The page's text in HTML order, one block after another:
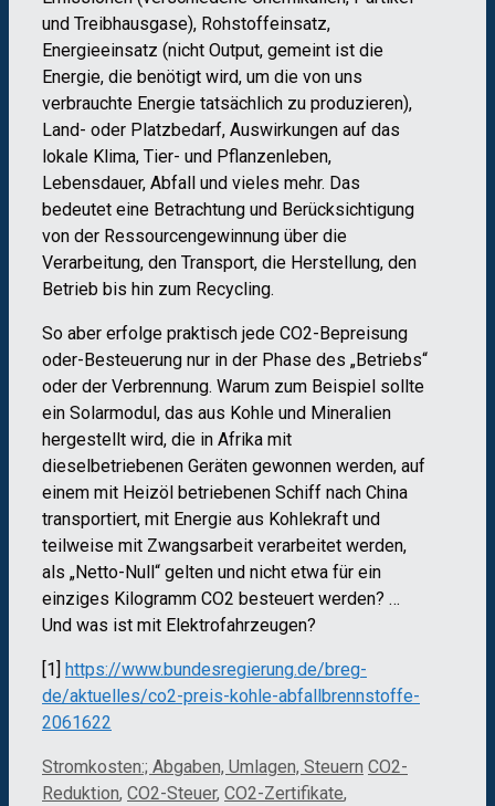
und Treibhausgase), Rohstoffeinsatz,
Energieeinsatz (nicht Output, gemeint ist die
Energie, die benötigt wird, um die von uns
verbrauchte Energie tatsächlich zu produzieren),
Land- oder Platzbedarf, Auswirkungen auf das
lokale Klima, Tier- und Pflanzenleben,
Lebensdauer, Abfall und vieles mehr. Das
bedeutet eine Betrachtung und Berücksichtigung
von der Ressourcengewinnung über die
Verarbeitung, den Transport, die Herstellung, den
Betrieb bis hin zum Recycling.
So aber erfolge praktisch jede CO2-Bepreisung
oder-Besteuerung nur in der Phase des „Betriebs“
oder der Verbrennung. Warum zum Beispiel sollte
ein Solarmodul, das aus Kohle und Mineralien
hergestellt wird, die in Afrika mit
dieselbetriebenen Geräten gewonnen werden, auf
einem mit Heizöl betriebenen Schiff nach China
transportiert, mit Energie aus Kohlekraft und
teilweise mit Zwangsarbeit verarbeitet werden,
als „Netto-Null“ gelten und nicht etwa für ein
einziges Kilogramm CO2 besteuert werden? …
Und was ist mit Elektrofahrzeugen?
[1]
https://www.bundesregierung.de/breg-
de/aktuelles/co2-preis-kohle-abfallbrennstoffe-
2061622
Kategorien
Stromkosten:; Abgaben, Umlagen, Steuern Schlagwörter
CO2-
Reduktion, CO2-Steuer, CO2-Zertifikate,